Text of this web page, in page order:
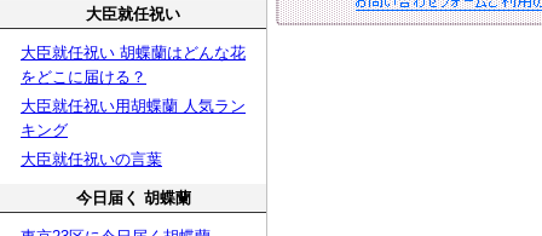
大臣就任祝い
大臣就任祝い 胡蝶蘭はどんな花
をどこに届ける？
大臣就任祝い用胡蝶蘭 人気ラン
キング
大臣就任祝いの言葉
今日届く 胡蝶蘭